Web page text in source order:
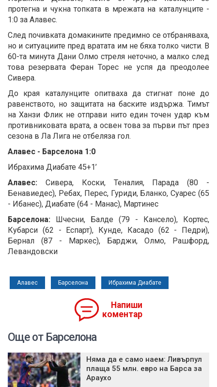
протегна и чукна топката в мрежата на каталунците -
1:0 за Алавес.
След почивката домакините предимно се отбраняваха,
но и ситуациите пред вратата им не бяха толко чисти. В
60-та минута Дани Олмо стреля неточно, а малко след
това резервата Феран Торес не успя да преодолее
Сивера.
До края каталунците опитваха да стигнат поне до
равенството, но защитата на баските издържа. Тимът
на Ханзи Флик не отправи нито един точен удар към
противниковата врата, а освен това за първи път през
сезона в Ла Лига не отбеляза гол.
Алавес - Барселона 1:0
Ибрахима Диабате 45+1’
Алавес: Сивера, Коски, Теналия, Парада (80 -
Бенавиедес), Ребах, Перес, Гуриди, Бланко, Суарес (65
- Ибанес), Диабате (64 - Манас), Мартинес
Барселона: Шчесни, Балде (79 - Кансело), Кортес,
Кубарси (62 - Еспарт), Кунде, Касадо (62 - Педри),
Бернал (87 - Маркес), Барджи, Олмо, Рашфорд,
Левандовски
Алавес Барселона Ибрахима Диабате
Напиши
коментар
Още от Барселона
Няма да е само наем: Ливърпул
плаща 55 млн. евро на Барса за
Араухо